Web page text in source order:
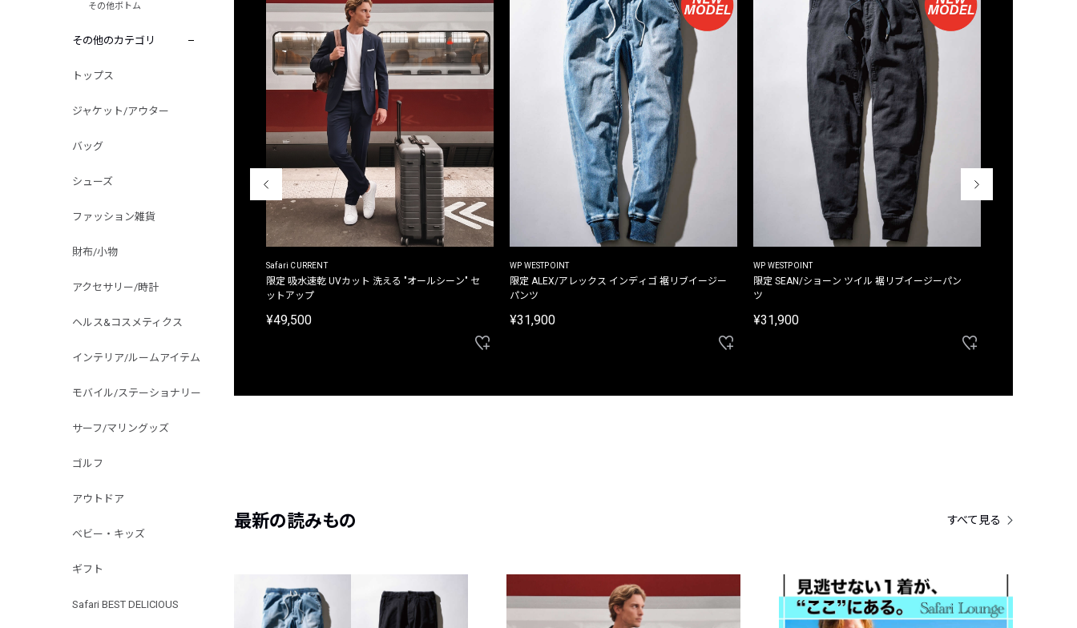
その他ボトム
その他のカテゴリ
トップス
ジャケット/アウター
バッグ
シューズ
ファッション雑貨
財布/小物
アクセサリー/時計
ヘルス&コスメティクス
インテリア/ルームアイテム
モバイル/ステーショナリー
サーフ/マリングッズ
ゴルフ
アウトドア
ベビー・キッズ
ギフト
Safari BEST DELICIOUS
別注限定 フード付き チェックシャツジャケット
Safari CURRENT
限定 吸水速乾 UVカット 洗える "オールシーン" セ
ットアップ
¥49,500
WP WESTPOINT
限定 ALEX/アレックス インディゴ 裾リブイージー
パンツ
¥31,900
WP WESTPOINT
限定 SEAN/ショーン ツイル 裾リブイージーパン
ツ
¥31,900
最新の読みもの すべて見る